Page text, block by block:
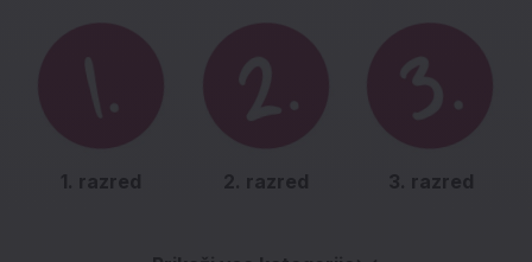
1. razred 2. razred 3. razred